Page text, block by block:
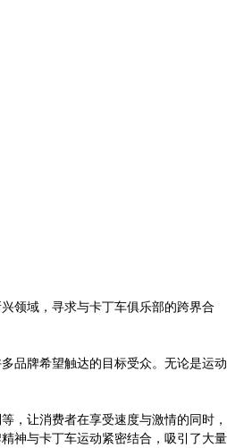
领域，寻求与卡丁车俱乐部的跨界合
品牌希望触达的目标受众。无论是运动
，让消费者在享受速度与激情的同时，
神与卡丁车运动紧密结合，吸引了大量